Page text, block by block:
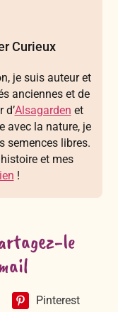
Curieux
je suis auteur et
anciennes et de
d’Alsagarden et
avec la nature, je
semences libres.
et mes
lien !
le
Pinterest